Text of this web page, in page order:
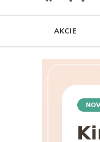
AKCIE
N